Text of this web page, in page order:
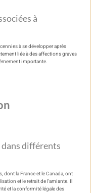
à
à se développer après
liée à des affections graves
importante.
dans différents
dont la France et le Canada, ont
et le retrait de l’amiante. Il
et la conformité légale des